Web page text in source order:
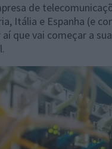
de
Itália e Espanha (e
aí que vai começar a